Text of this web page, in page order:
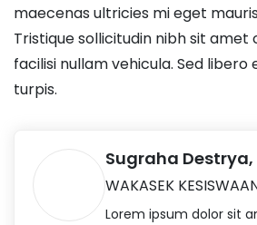
maecenas ultricies mi eget
Tristique sollicitudin nibh sit amet
facilisi nullam vehicula. Sed libero
turpis.
Sugraha Destrya,
WAKASEK
Lorem ipsum dolor sit